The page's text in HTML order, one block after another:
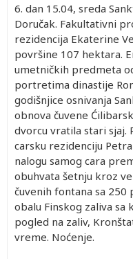
6. dan 15.04, sreda
Doručak. Fakultativni
rezidencija Ekaterine
površine 107 hektara.
umetničkih predmeta
portretima dinastije
godišnjice osnivanja
obnova čuvene
dvorcu vratila stari sjaj.
carsku rezidenciju
nalogu samog cara
obuhvata šetnju kroz
čuvenih fontana sa 250
obalu Finskog zaliva sa
pogled na zaliv,
vreme. Noćenje.